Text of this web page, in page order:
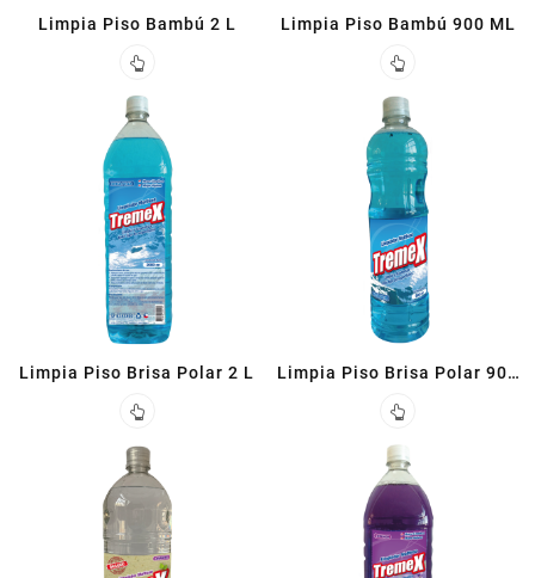
Limpia Piso Bambú 2 L Limpia Piso Bambú 900 ML
Limpia Piso Brisa Polar 2 L
Limpia Piso Brisa Polar 900
ML